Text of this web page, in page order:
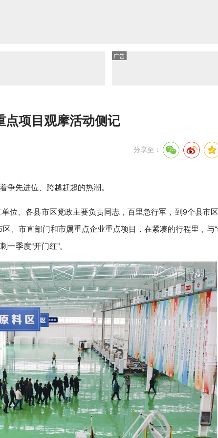
广告
项目观摩活动侧记
分享至：
先进位、跨越赶超的热潮。
位、各县市区党政主要负责同志，百里急行军，到9个县市
、市直部门和市属重点企业重点项目，在紧凑的行程里，与“
季度“开门红”。